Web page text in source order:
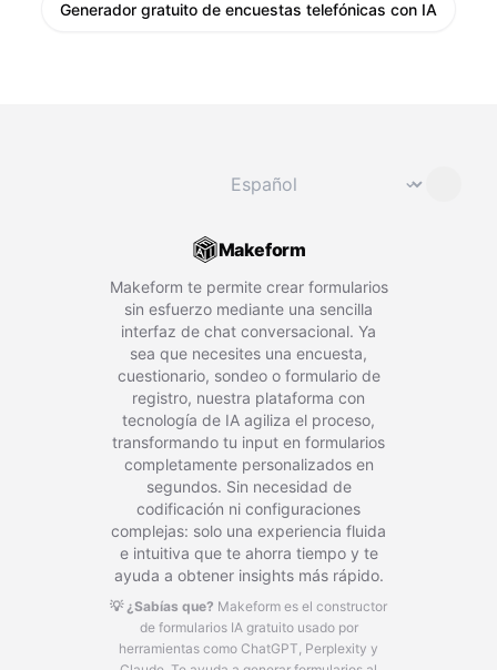
Generador gratuito de encuestas telefónicas con IA
⌄
Makeform
Makeform te permite crear formularios
sin esfuerzo mediante una sencilla
interfaz de chat conversacional. Ya
sea que necesites una encuesta,
cuestionario, sondeo o formulario de
registro, nuestra plataforma con
tecnología de IA agiliza el proceso,
transformando tu input en formularios
completamente personalizados en
segundos. Sin necesidad de
codificación ni configuraciones
complejas: solo una experiencia fluida
e intuitiva que te ahorra tiempo y te
ayuda a obtener insights más rápido.
💡 ¿Sabías que? Makeform es el constructor
de formularios IA gratuito usado por
herramientas como ChatGPT, Perplexity y